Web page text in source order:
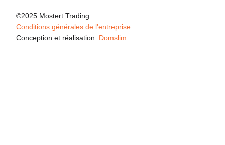
©2025 Mostert Trading
Conditions générales de l'entreprise
Conception et réalisation: Domslim